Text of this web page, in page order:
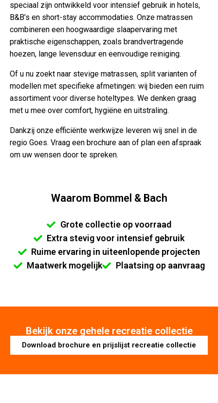
speciaal zijn ontwikkeld voor intensief gebruik in hotels,
B&B’s en short-stay accommodaties. Onze matrassen
combineren een hoogwaardige slaapervaring met
praktische eigenschappen, zoals brandvertragende
hoezen, lange levensduur en eenvoudige reiniging.
Of u nu zoekt naar stevige matrassen, split varianten of
modellen met specifieke afmetingen: wij bieden een ruim
assortiment voor diverse hoteltypes. We denken graag
met u mee over comfort, hygiëne en uitstraling.
Dankzij onze efficiënte werkwijze leveren wij snel in de
regio Goes. Vraag een brochure aan of plan een afspraak
om uw wensen door te spreken.
Waarom Bommel & Bach
Grote collectie op voorraad
Extra stevig voor intensief gebruik
Ruime ervaring in uiteenlopende projecten
Maatwerk mogelijk
Plaatsing op aanvraag
Bekijk onze gehele recreatie collectie
Download brochure en prijslijst recreatie collectie